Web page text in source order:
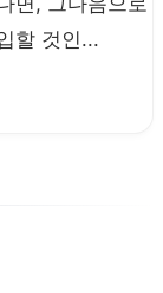
할 것인...